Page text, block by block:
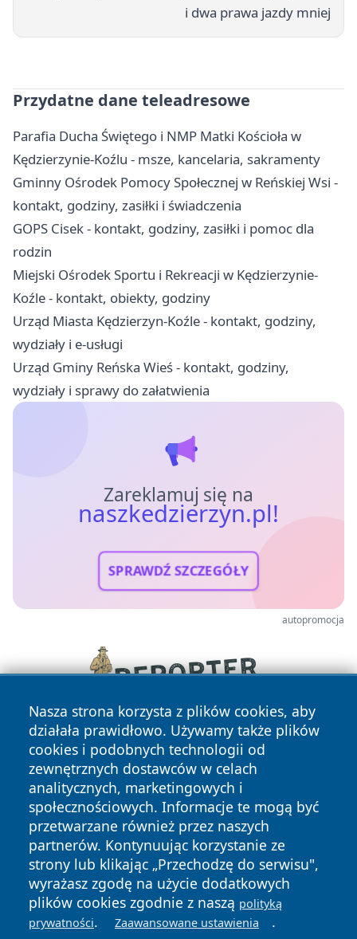
i dwa prawa jazdy mniej
Przydatne dane teleadresowe
Parafia Ducha Świętego i NMP Matki Kościoła w
Kędzierzynie-Koźlu - msze, kancelaria, sakramenty
Gminny Ośrodek Pomocy Społecznej w Reńskiej Wsi -
kontakt, godziny, zasiłki i świadczenia
GOPS Cisek - kontakt, godziny, zasiłki i pomoc dla
rodzin
Miejski Ośrodek Sportu i Rekreacji w Kędzierzynie-
Koźle - kontakt, obiekty, godziny
Urząd Miasta Kędzierzyn-Koźle - kontakt, godziny,
wydziały i e-usługi
Urząd Gminy Reńska Wieś - kontakt, godziny,
wydziały i sprawy do załatwienia
Zareklamuj się na
naszkedzierzyn.pl!
SPRAWDŹ SZCZEGÓŁY
autopromocja
Nasza strona korzysta z plików cookies, aby
działała prawidłowo. Używamy także plików
cookies i podobnych technologii od
zewnętrznych dostawców w celach
analitycznych, marketingowych i
społecznościowych. Informacje te mogą być
przetwarzane również przez naszych
partnerów. Kontynuując korzystanie ze
strony lub klikając „Przechodzę do serwisu",
wyrażasz zgodę na użycie dodatkowych
plików cookies zgodnie z naszą polityką
prywatności. Zaawansowane ustawienia .
Copyright © 2026 naszkedzierzyn.pl Wszystkie prawa
zastrzeżone.
News Autorzy
Polityka
Prywatności
Polityka
Cookies